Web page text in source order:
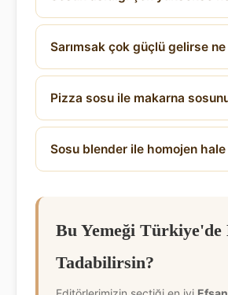
Sarımsak çok güçlü gelirse
Pizza sosu ile makarna
Sosu blender ile homojen
Bu Yemeği Türkiye'de
Tadabilirsin?